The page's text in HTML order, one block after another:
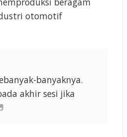
otomotif
banyaknya.
akhir sesi jika